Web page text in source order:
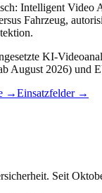
Intelligent Video
Fahrzeug,
KI-
August 2026) und
→Einsatzfelder→
Seit